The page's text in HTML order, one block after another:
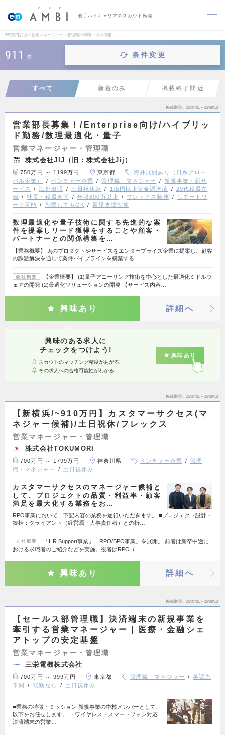
若手ハイキャリアのスカウト転職
550万円以上の営業マネージャー・管理職の転職・求人情報
911 件 条件変更
すべて 新着のみ 掲載終了間近
掲載期間 26/07/31～26/08/13
営業部長募集！/Enterprise向け/ハイブリッ
ド勤務/数理最適化・量子
営業マネージャー・管理職
株式会社JIJ（旧：株式会社Jij）
750万円 ～ 1199万円 東京都
海外展開あり（日系グロー
バル企業）
ベンチャー企業 管理職・マネジャー
新規事業・新サ
ービス
海外出張 土日祝休み 1億円以上資金調達済
20代役員在
籍
社長・役員直下 年収600万以上 フレックス勤務
リモートワ
ーク可能
副業してもOK 育児支援制度
数理最適化や量子技術に関する先進的な案
件を提案しリード獲得をすることや顧客・
パートナーとの関係構築を…
【業務概要】 Jijのプロダクトやサービスをエンタープライズ企業に提案し、顧客
の課題解決を通じて案件パイプラインを構築する…
会社概要
【企業概要】 (1)量子アニーリング技術を中心とした最適化ミドルウ
ェアの開発 (2)最適化ソリューションの開発 【サービス内容…
興味あり 詳細へ
興味のある求人に
チェックをつけよう!
スカウトのマッチング精度があがる!
その求人への合格可能性がわかる!
興味あり
掲載期間 26/07/31～26/08/13
【新横浜/~910万円】カスタマーサクセス(マ
ネジャー候補)/土日祝休/フレックス
営業マネージャー・管理職
株式会社TOKUMORI
700万円 ～ 1799万円 神奈川県 ベンチャー企業
管理
職・マネジャー
土日祝休み
カスタマーサクセスのマネージャー候補と
して、プロジェクトの品質・利益率・顧客
満足を最大化する業務をお…
RPO事業において、下記内容の業務を遂行いただきます。 ■プロジェクト設計・
統括：クライアント（経営層・人事責任者）との折…
会社概要
「HR Support事業」「RPO/BPO事業」を展開。 前者は新卒中途に
おける求職者のご紹介などを実施。後者はRPO（…
興味あり 詳細へ
掲載期間 26/07/31～26/08/13
【セールス部管理職】決済端末の新規事業を
牽引する営業マネージャー｜医療・金融シェ
アトップの安定基盤
営業マネージャー・管理職
三栄電機株式会社
700万円 ～ 999万円 東京都 管理職・マネジャー
英語力
不問
転勤なし 土日祝休み
■業務の特徴・ミッション 新規事業の中核メンバーとして、
以下をお任せします。 ・ワイヤレス・スマートフォン対応
決済端末の営業…